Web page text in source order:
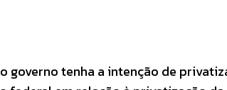
governo tenha a intenção de